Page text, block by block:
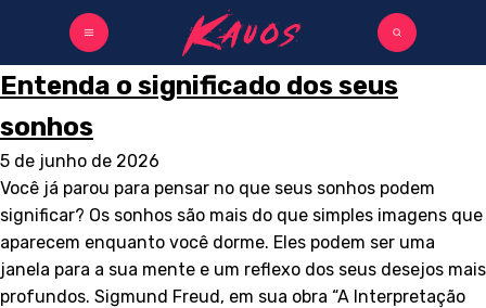
Entenda o significado dos seus
sonhos
5 de junho de 2026
Você já parou para pensar no que seus sonhos podem
significar? Os sonhos são mais do que simples imagens que
aparecem enquanto você dorme. Eles podem ser uma
janela para a sua mente e um reflexo dos seus desejos mais
profundos. Sigmund Freud, em sua obra “A Interpretação